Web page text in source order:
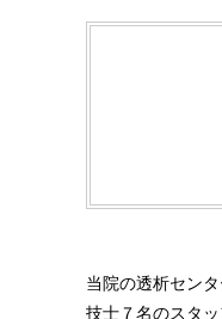
当院の透析セン
技士７名のスタ